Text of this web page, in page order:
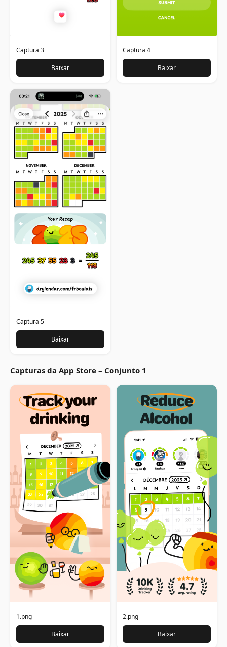
Captura 3
Baixar
Captura 4
Baixar
Captura 5
Baixar
Capturas da App Store – Conjunto 1
1.png
Baixar
2.png
Baixar